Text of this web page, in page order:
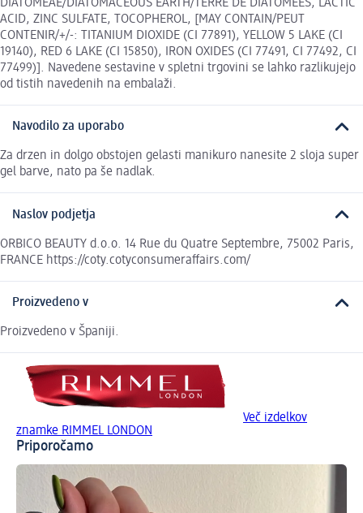
DIATOMEAE/DIATOMACEOUS EARTH/TERRE DE DIATOMEÉS, LACTIC
ACID, ZINC SULFATE, TOCOPHEROL, [MAY CONTAIN/PEUT
CONTENIR/+/-: TITANIUM DIOXIDE (CI 77891), YELLOW 5 LAKE (CI
19140), RED 6 LAKE (CI 15850), IRON OXIDES (CI 77491, CI 77492, CI
77499)]. Navedene sestavine v spletni trgovini se lahko razlikujejo
od tistih navedenih na embalaži.
Navodilo za uporabo
Za drzen in dolgo obstojen gelasti manikuro nanesite 2 sloja super
gel barve, nato pa še nadlak.
Naslov podjetja
ORBICO BEAUTY d.o.o. 14 Rue du Quatre Septembre, 75002 Paris,
FRANCE https://coty.cotyconsumeraffairs.com/
Proizvedeno v
Proizvedeno v Španiji.
Več izdelkov
znamke RIMMEL LONDON
Priporočamo